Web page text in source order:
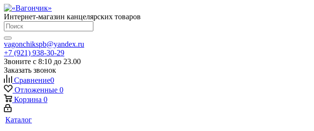
Интернет-магазин канцелярских товаров
vagonchikspb@yandex.ru
+7 (921) 938-30-29
Звоните с 8:10 до 23.00
Заказать звонок
Сравнение0
Отложенные 0
Корзина 0
Каталог